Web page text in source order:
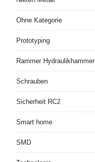
Ohne Kategorie
Prototyping
Rammer Hydraulikhammer
Schrauben
Sicherheit RC2
Smart home
SMD